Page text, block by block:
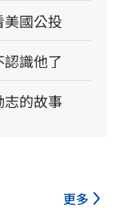
國公投
識他了
志的故事
更多